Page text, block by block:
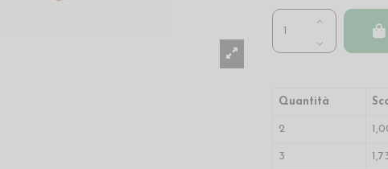
Quantità
2
3